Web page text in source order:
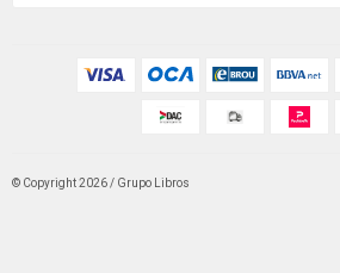
© Copyright 2026 / Grupo Libros